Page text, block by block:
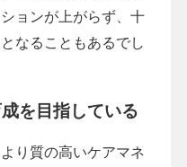
ョンが上がらず、十
なることもあるでし
を目指している
り質の高いケアマネ